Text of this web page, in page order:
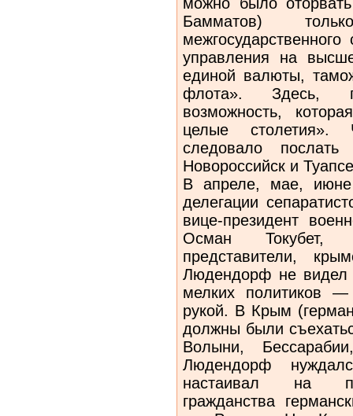
Бамматов)
управления на
единой валюты,
флота». Здесь,
возможность,
целые столетия».
следовало
Новороссийск и
В апреле, мае,
делегации
вице-президент
Осман Токубет,
представители,
Людендорф не видел
мелких политиков —
рукой. В Крым
должны были
Волыни,
Людендорф
настаивал на
гражданства